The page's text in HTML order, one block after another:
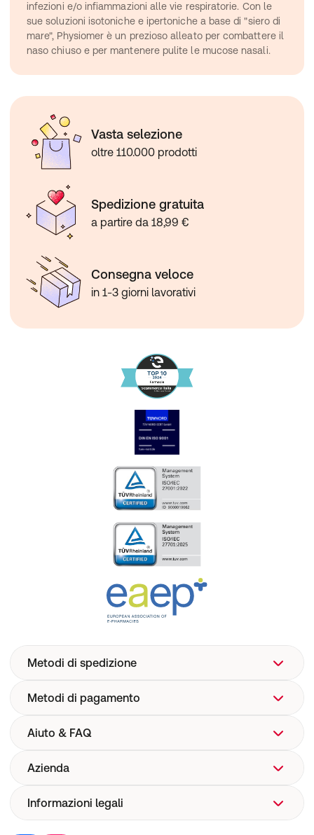
infezioni e/o infiammazioni alle vie respiratorie. Con le
sue soluzioni isotoniche e ipertoniche a base di "siero di
mare", Physiomer è un prezioso alleato per combattere il
naso chiuso e per mantenere pulite le mucose nasali.
Vasta selezione
oltre 110.000 prodotti
Spedizione gratuita
a partire da 18,99 €
Consegna veloce
in 1-3 giorni lavorativi
Metodi di spedizione
Metodi di pagamento
Aiuto & FAQ
Aiuto
Spedizione
Azienda
Chi siamo
Corporate Website
Informazioni legali